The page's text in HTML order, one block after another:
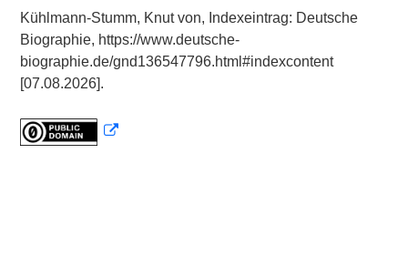
Kühlmann-Stumm, Knut von, Indexeintrag: Deutsche
Biographie, https://www.deutsche-
biographie.de/gnd136547796.html#indexcontent
[07.08.2026].